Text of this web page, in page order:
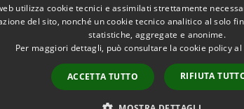
Copyright ©
utilizza cookie tecnici e assimilati strettamente
del sito, nonché un cookie tecnico analitico al solo
statistiche, aggregate e anonime.
Per maggiori dettagli, può consultare la cookie policy al
ACCETTA TUTTO RIFIUTA